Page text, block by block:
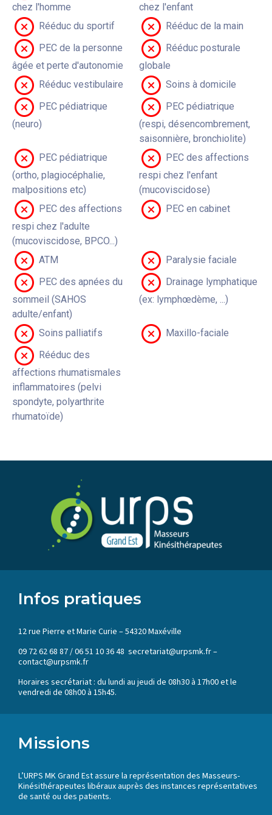
chez l'homme
chez l'enfant
Rééduc du sportif
Rééduc de la main
PEC de la personne
âgée et perte d'autonomie
Rééduc posturale
globale
Rééduc vestibulaire
Soins à domicile
PEC pédiatrique
(neuro)
PEC pédiatrique
(respi, désencombrement,
saisonnière, bronchiolite)
PEC pédiatrique
(ortho, plagiocéphalie,
malpositions etc)
PEC des affections
respi chez l'enfant
(mucoviscidose)
PEC des affections
respi chez l'adulte
(mucoviscidose, BPCO...)
PEC en cabinet
ATM
Paralysie faciale
PEC des apnées du
sommeil (SAHOS
adulte/enfant)
Drainage lymphatique
(ex: lymphœdème, ...)
Soins palliatifs
Maxillo-faciale
Rééduc des
affections rhumatismales
inflammatoires (pelvi
spondyte, polyarthrite
rhumatoïde)
Infos pratiques
12 rue Pierre et Marie Curie – 54320 Maxéville
09 72 62 68 87 / 06 51 10 36 48 secretariat@urpsmk.fr –
contact@urpsmk.fr
Horaires secrétariat : du lundi au jeudi de 08h30 à 17h00 et le
vendredi de 08h00 à 15h45.
Missions
L’URPS MK Grand Est assure la représentation des Masseurs-
Kinésithérapeutes libéraux auprès des instances représentatives
de santé ou des patients.